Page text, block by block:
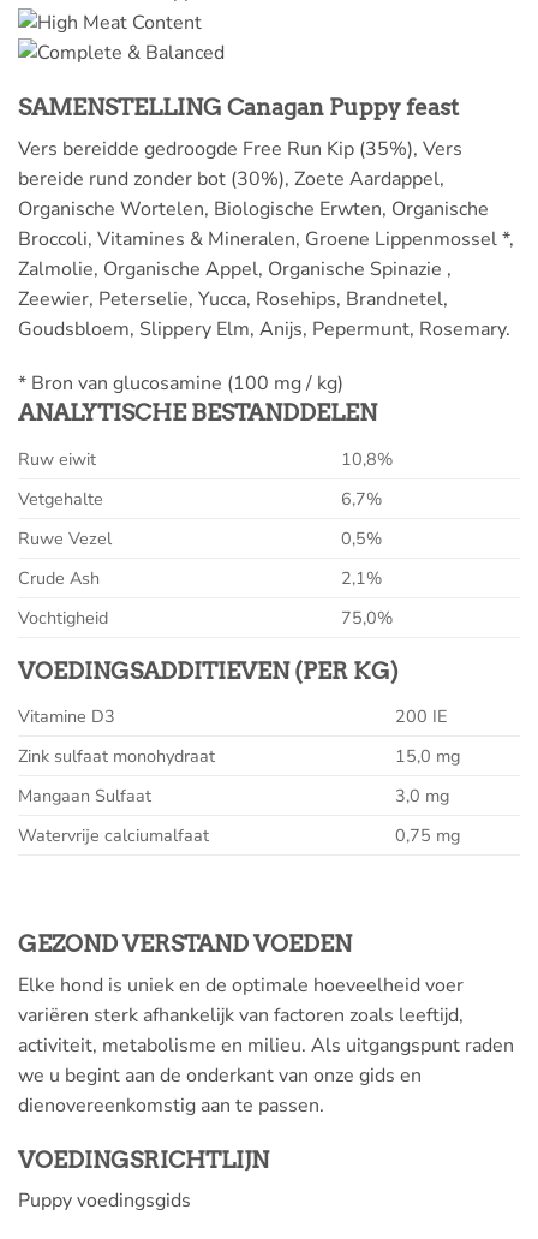
SAMENSTELLING Canagan Puppy feast
Vers bereidde gedroogde Free Run Kip (35%), Vers
bereide rund zonder bot (30%), Zoete Aardappel,
Organische Wortelen, Biologische Erwten, Organische
Broccoli, Vitamines & Mineralen, Groene Lippenmossel *,
Zalmolie, Organische Appel, Organische Spinazie ,
Zeewier, Peterselie, Yucca, Rosehips, Brandnetel,
Goudsbloem, Slippery Elm, Anijs, Pepermunt, Rosemary.
* Bron van glucosamine (100 mg / kg)
ANALYTISCHE BESTANDDELEN
Ruw eiwit
10,8%
Vetgehalte
6,7%
Ruwe Vezel
0,5%
Crude Ash
2,1%
Vochtigheid
75,0%
VOEDINGSADDITIEVEN (PER KG)
Vitamine D3
200 IE
Zink sulfaat monohydraat
15,0 mg
Mangaan Sulfaat
3,0 mg
Watervrije calciumalfaat
0,75 mg
GEZOND VERSTAND VOEDEN
Elke hond is uniek en de optimale hoeveelheid voer
variëren sterk afhankelijk van factoren zoals leeftijd,
activiteit, metabolisme en milieu. Als uitgangspunt raden
we u begint aan de onderkant van onze gids en
dienovereenkomstig aan te passen.
VOEDINGSRICHTLIJN
Puppy voedingsgids